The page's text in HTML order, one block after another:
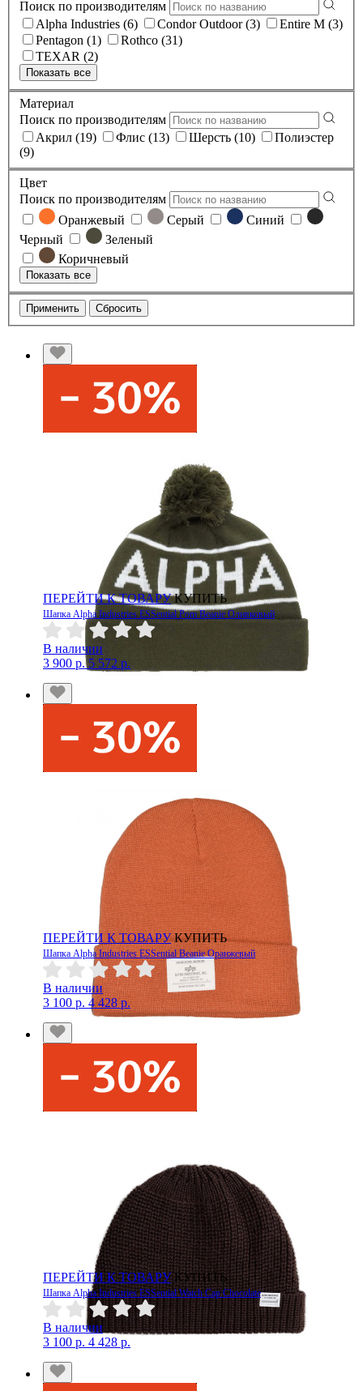
Поиск по производителям
Alpha Industries (6)
Condor Outdoor (3)
Entire M (3)
Pentagon (1)
Rothco (31)
TEXAR (2)
Показать все
Материал
Поиск по производителям
Акрил (19)
Флис (13) Шерсть (10)
Полиэстер
(9)
Цвет
Поиск по производителям
Оранжевый
Серый
Синий
Черный
Зеленый
Коричневый
Показать все
Применить Сбросить
ПЕРЕЙТИ К ТОВАРУ КУПИТЬ
Шапка Alpha Industries ESSential Pom Beanie Оливковый
В наличии
3 900 р. 5 572 р.
ПЕРЕЙТИ К ТОВАРУ КУПИТЬ
Шапка Alpha Industries ESSential Beanie Оранжевый
В наличии
3 100 р. 4 428 р.
ПЕРЕЙТИ К ТОВАРУ КУПИТЬ
Шапка Alpha Industries ESSential Watch Cap Chocolate
В наличии
3 100 р. 4 428 р.